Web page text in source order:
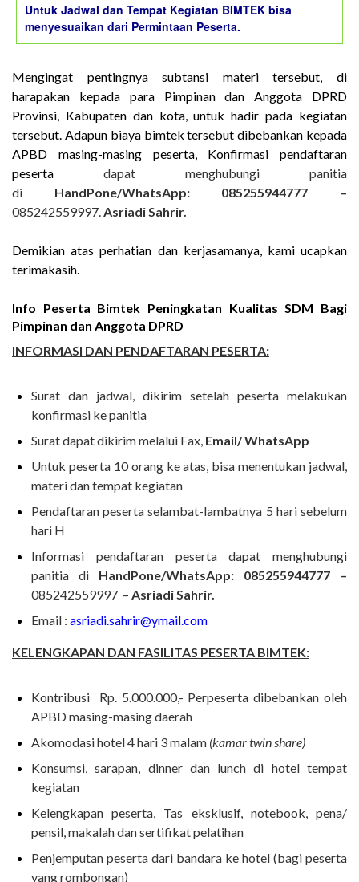
Untuk Jadwal dan Tempat Kegiatan BIMTEK bisa
menyesuaikan dari Permintaan Peserta.
Mengingat pentingnya subtansi materi tersebut, di
harapakan kepada para Pimpinan dan Anggota DPRD
Provinsi, Kabupaten dan kota, untuk hadir pada kegiatan
tersebut. Adapun biaya bimtek tersebut dibebankan kepada
APBD masing-masing peserta, Konfirmasi pendaftaran
peserta dapat menghubungi panitia
di HandPone/WhatsApp: 085255944777 –
085242559997.Asriadi Sahrir.
Demikian atas perhatian dan kerjasamanya, kami ucapkan
terimakasih.
Info Peserta Bimtek Peningkatan Kualitas SDM Bagi
Pimpinan dan Anggota DPRD
INFORMASI DAN PENDAFTARAN PESERTA:
Surat dan jadwal, dikirim setelah peserta melakukan
konfirmasi ke panitia
Surat dapat dikirim melalui Fax, Email/ WhatsApp
Untuk peserta 10 orang ke atas, bisa menentukan jadwal,
materi dan tempat kegiatan
Pendaftaran peserta selambat-lambatnya 5 hari sebelum
hari H
Informasi pendaftaran peserta dapat menghubungi
panitia di HandPone/WhatsApp: 085255944777 –
085242559997 – Asriadi Sahrir.
Email : asriadi.sahrir@ymail.com
KELENGKAPAN DAN FASILITAS PESERTA BIMTEK:
Kontribusi Rp. 5.000.000,- Perpeserta dibebankan oleh
APBD masing-masing daerah
Akomodasi hotel 4 hari 3 malam (kamar twin share)
Konsumsi, sarapan, dinner dan lunch di hotel tempat
kegiatan
Kelengkapan peserta, Tas eksklusif, notebook, pena/
pensil, makalah dan sertifikat pelatihan
Penjemputan peserta dari bandara ke hotel (bagi peserta
yang rombongan)